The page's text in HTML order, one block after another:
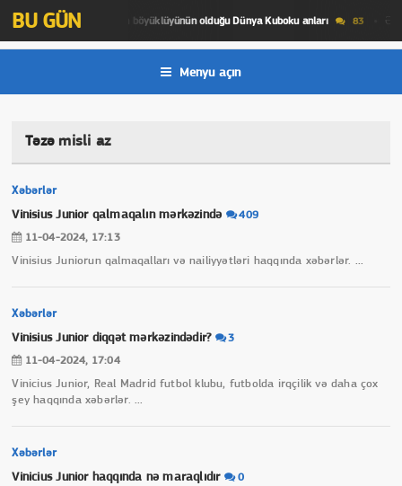
BU GÜN
anlar Futbolun bütün böyüklüyünün olduğu Dünya Kuboku anları 83 Ən
Menyu açın
Təzə misli az
Xəbərlər
Vinisius Junior qalmaqalın mərkəzində
409
11-04-2024, 17:13
Vinisius Juniorun qalmaqalları və nailiyyətləri haqqında xəbərlər. ...
Xəbərlər
Vinisius Junior diqqət mərkəzindədir?
3
11-04-2024, 17:04
Vinicius Junior, Real Madrid futbol klubu, futbolda irqçilik və daha çox
şey haqqında xəbərlər. ...
Xəbərlər
Vinicius Junior haqqında nə maraqlıdır
0